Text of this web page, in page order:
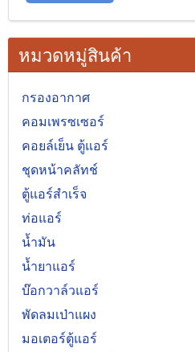
หมวดหมู่สินค้า
กรองอากาศ
คอมเพรซเซอร์
คอยล์เย็น ตู้แอร์
ชุดหน้าคลัทช์
ตู้แอร์สำเร็จ
ท่อแอร์
น้ำมัน
น้ำยาแอร์
บ๊อกวาล์วแอร์
พัดลมเป่าแผง
มอเตอร์ตู้แอร์